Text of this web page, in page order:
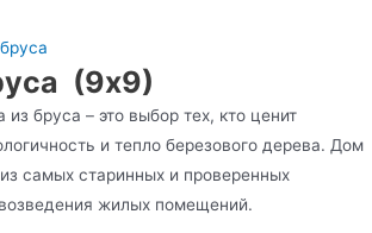
(9х9)
из бруса – это выбор тех, кто ценит
и тепло березового дерева. Дом
самых старинных и проверенных
жилых помещений.